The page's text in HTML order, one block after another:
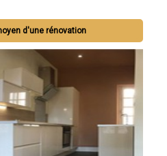
d'une rénovation